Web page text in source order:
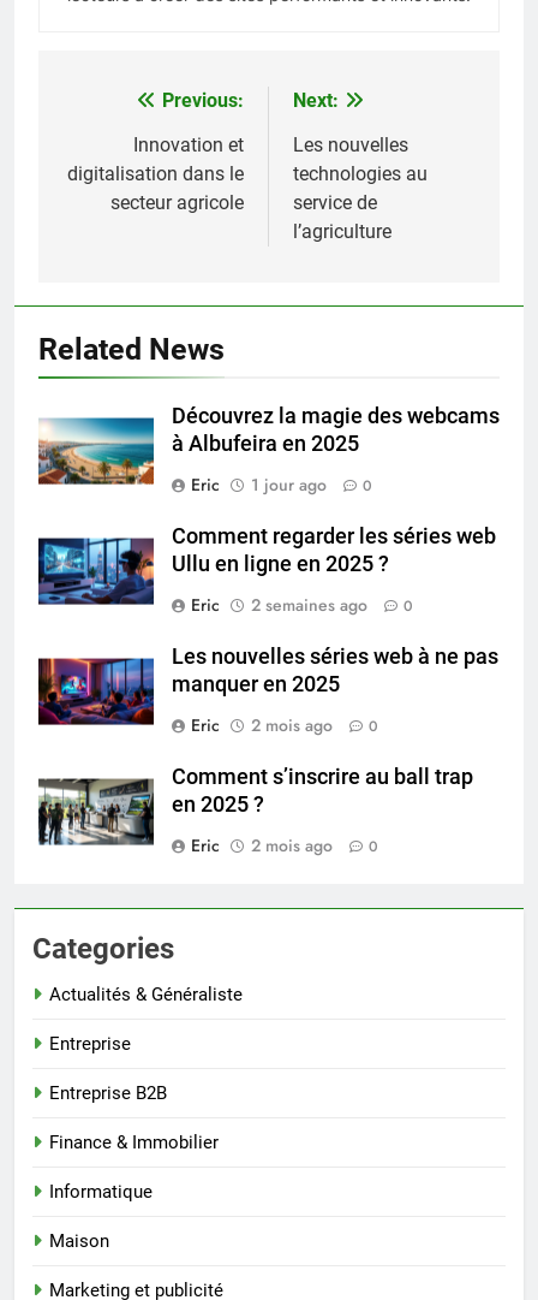
Navigation
l’article
Previous:
Innovation et
digitalisation dans le
secteur agricole
Next:
Les nouvelles
technologies au
service de
l’agriculture
Related News
Découvrez la magie des webcams
à Albufeira en 2025
Eric
1 jour ago 0
Comment regarder les séries web
Ullu en ligne en 2025 ?
Eric
2 semaines ago 0
Les nouvelles séries web à ne pas
manquer en 2025
Eric
2 mois ago 0
Comment s’inscrire au ball trap
en 2025 ?
Eric
2 mois ago 0
Categories
Actualités & Généraliste
Entreprise
Entreprise B2B
Finance & Immobilier
Informatique
Maison
Marketing et publicité